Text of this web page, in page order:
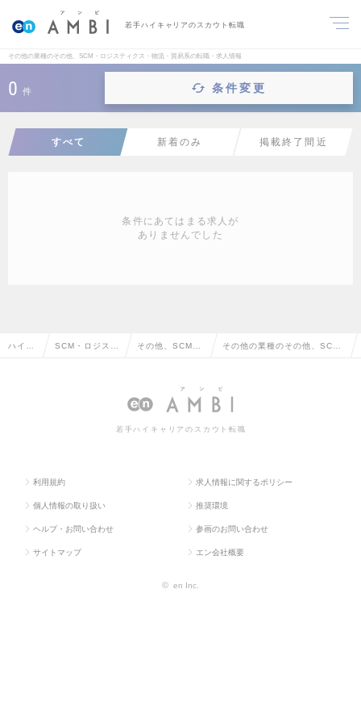
若手ハイキャリアのスカウト転職
その他の業種のその他、SCM・ロジスティクス・物流・貿易系の転職・求人情報
0 件 条件変更
すべて 新着のみ 掲載終了間近
条件にあてはまる求人が
ありませんでした
ハイク SCM・ロジステ その他、SCM・
ス・物流・貿易
その他の業種のその他、SC
易系の転職・求人情報一覧
若手ハイキャリアのスカウト転職
利用規約 求人情報に関するポリシー
個人情報の取り扱い 推奨環境
ヘルプ・お問い合わせ 参画のお問い合わせ
サイトマップ エン会社概要
© en Inc.